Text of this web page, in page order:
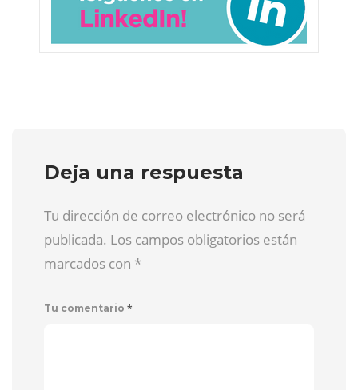
Deja una respuesta
Tu dirección de correo electrónico no será
publicada. Los campos obligatorios están
marcados con *
Tu comentario *